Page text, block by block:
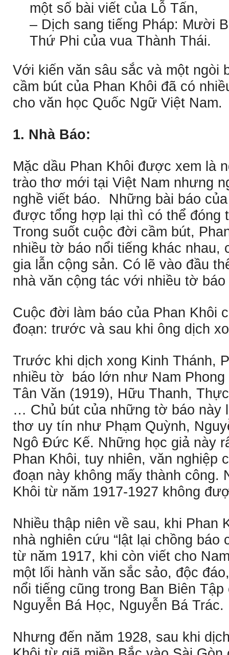
một số bài viết của Lỗ Tấn,
– Dịch sang tiếng Pháp: Mười
Thứ Phi của vua Thành Thái.
Với kiến văn sâu sắc và một ngòi
cầm bút của Phan Khôi đã có
cho văn học Quốc Ngữ Việt Nam.
1. Nhà Báo:
Mặc dầu Phan Khôi được xem là
trào thơ mới tại Việt Nam nhưng
nghề viết báo. Những bài báo
được tổng hợp lại thì có thể đóng
Trong suốt cuộc đời cầm bút,
nhiều tờ báo nổi tiếng khác nhau,
gia lẫn cộng sản. Có lẽ vào đầu
nhà văn cộng tác với nhiều tờ
Cuộc đời làm báo của Phan Khôi
đoạn: trước và sau khi ông dịch
Trước khi dịch xong Kinh Thánh,
nhiều tờ báo lớn như Nam
Tân Văn (1919), Hữu Thanh,
… Chủ bút của những tờ báo này
thơ uy tín như Phạm Quỳnh,
Ngô Ðức Kế. Những học giả này
Phan Khôi, tuy nhiên, văn nghiệp
đoạn này không mấy thành công.
Khôi từ năm 1917-1927 không
Nhiều thập niên về sau, khi Phan
nhà nghiên cứu “lật lại chồng báo
từ năm 1917, khi còn viết cho
một lối hành văn sắc sảo, độc
nổi tiếng cũng trong Ban Biên
Nguyễn Bá Học, Nguyễn Bá Trác.
Nhưng đến năm 1928, sau khi